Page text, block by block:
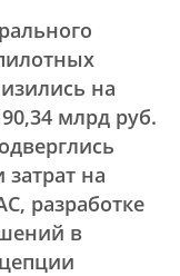
на
млрд руб.
на
разработке
в